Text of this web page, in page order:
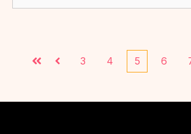
Prvá Predchádzajúce
3 4 5 6